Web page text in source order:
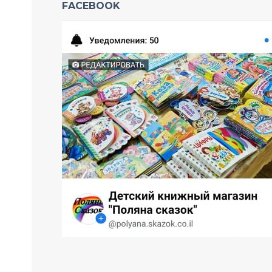
FACEBOOK